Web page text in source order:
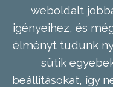
weboldalt
igényeihez, és
élményt tudunk
sütik
beállításokat, így